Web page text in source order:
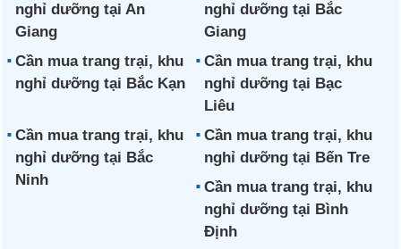
nghỉ dưỡng tại An
Giang
nghỉ dưỡng tại Bắc
Giang
Cần mua trang trại, khu
nghỉ dưỡng tại Bắc Kạn
Cần mua trang trại, khu
nghỉ dưỡng tại Bạc
Liêu
Cần mua trang trại, khu
nghỉ dưỡng tại Bắc
Ninh
Cần mua trang trại, khu
nghỉ dưỡng tại Bến Tre
Cần mua trang trại, khu
nghỉ dưỡng tại Bình
Định